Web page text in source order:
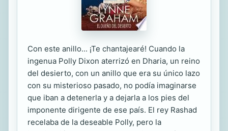
Con este anillo... ¡Te chantajearé! Cuando la
ingenua Polly Dixon aterrizó en Dharia, un reino
del desierto, con un anillo que era su único lazo
con su misterioso pasado, no podía imaginarse
que iban a detenerla y a dejarla a los pies del
imponente dirigente de ese país. El rey Rashad
recelaba de la deseable Polly, pero la